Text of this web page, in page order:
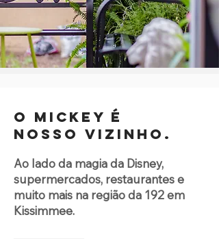
O Mickey é
nosso vizinho.
Ao lado da magia da Disney,
supermercados, restaurantes e
muito mais na região da 192 em
Kissimmee.